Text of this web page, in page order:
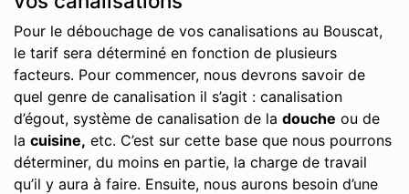
Pour le débouchage de vos canalisations au Bouscat,
le tarif sera déterminé en fonction de plusieurs
facteurs. Pour commencer, nous devrons savoir de
quel genre de canalisation il s’agit : canalisation
d’égout, système de canalisation de la douche ou de
la cuisine, etc. C’est sur cette base que nous pourrons
déterminer, du moins en partie, la charge de travail
qu’il y aura à faire. Ensuite, nous aurons besoin d’une